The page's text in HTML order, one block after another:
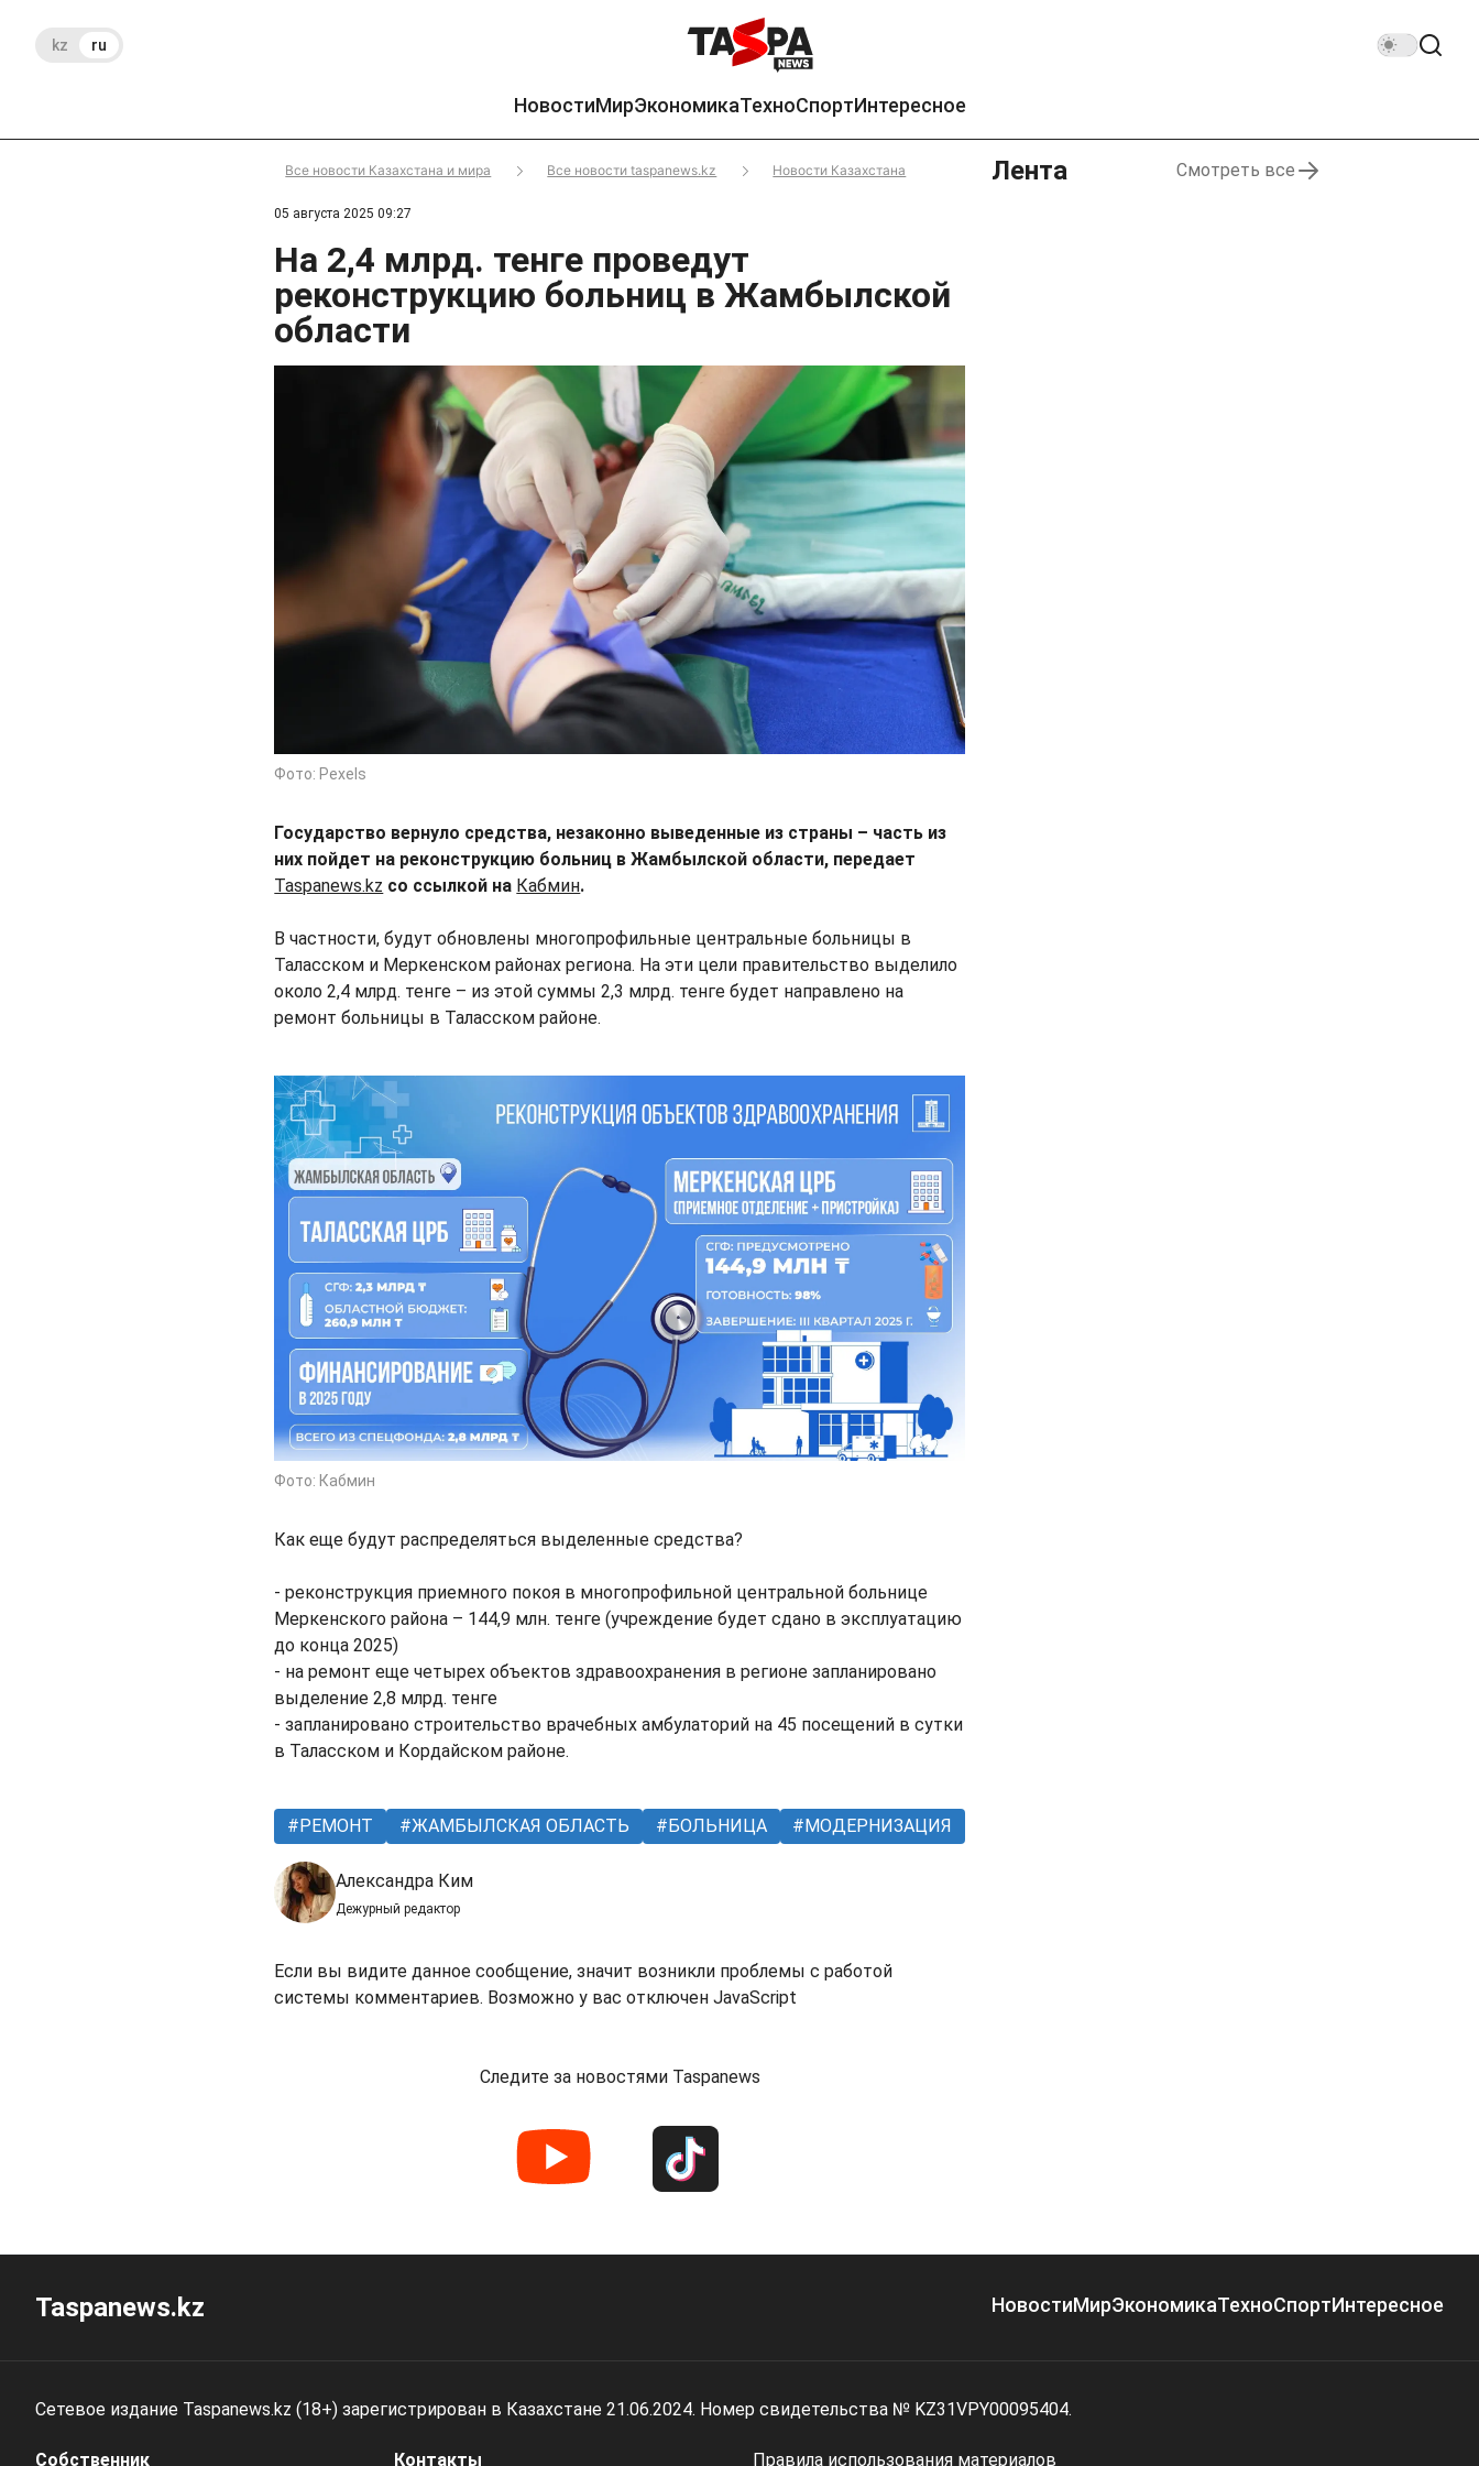
kz ru
НовостиМирЭкономикаТехноСпортИнтересное
Все новости Казахстана и мира Все новости taspanews.kz Новости Казахстана
05 августа 2025 09:27
На 2,4 млрд. тенге проведут
реконструкцию больниц в Жамбылской
области
Фото: Pexels
Государство вернуло средства, незаконно выведенные из страны – часть из
них пойдет на реконструкцию больниц в Жамбылской области, передает
Taspanews.kz со ссылкой на Кабмин.
В частности, будут обновлены многопрофильные центральные больницы в
Таласском и Меркенском районах региона. На эти цели правительство выделило
около 2,4 млрд. тенге – из этой суммы 2,3 млрд. тенге будет направлено на
ремонт больницы в Таласском районе.
Фото: Кабмин
Как еще будут распределяться выделенные средства?
- реконструкция приемного покоя в многопрофильной центральной больнице
Меркенского района – 144,9 млн. тенге (учреждение будет сдано в эксплуатацию
до конца 2025)
- на ремонт еще четырех объектов здравоохранения в регионе запланировано
выделение 2,8 млрд. тенге
- запланировано строительство врачебных амбулаторий на 45 посещений в сутки
в Таласском и Кордайском районе.
РЕМОНТ ЖАМБЫЛСКАЯ ОБЛАСТЬ БОЛЬНИЦА МОДЕРНИЗАЦИЯ
Александра Ким
Дежурный редактор
Если вы видите данное сообщение, значит возникли проблемы с работой
системы комментариев. Возможно у вас отключен JavaScript
Следите за новостями Taspanews
Лента Смотреть все
Taspanews.kz НовостиМирЭкономикаТехноСпортИнтересное
Сетевое издание Taspanews.kz (18+) зарегистрирован в Казахстане 21.06.2024. Номер свидетельства № KZ31VPY00095404.
Собственник Контакты Правила использования материалов